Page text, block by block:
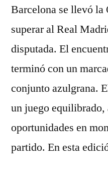
Barcelona se llevó la
superar al Real
disputada. El
terminó con un
conjunto azulgrana.
un juego equilibrado,
oportunidades en
partido. En esta